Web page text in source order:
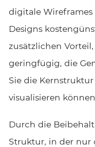
digitale
Designs
zusätzlichen
geringfügig, die
Sie die
visualisieren
Durch die
Struktur, in der nur